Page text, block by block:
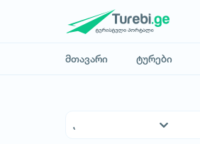
მთავარი ტურები